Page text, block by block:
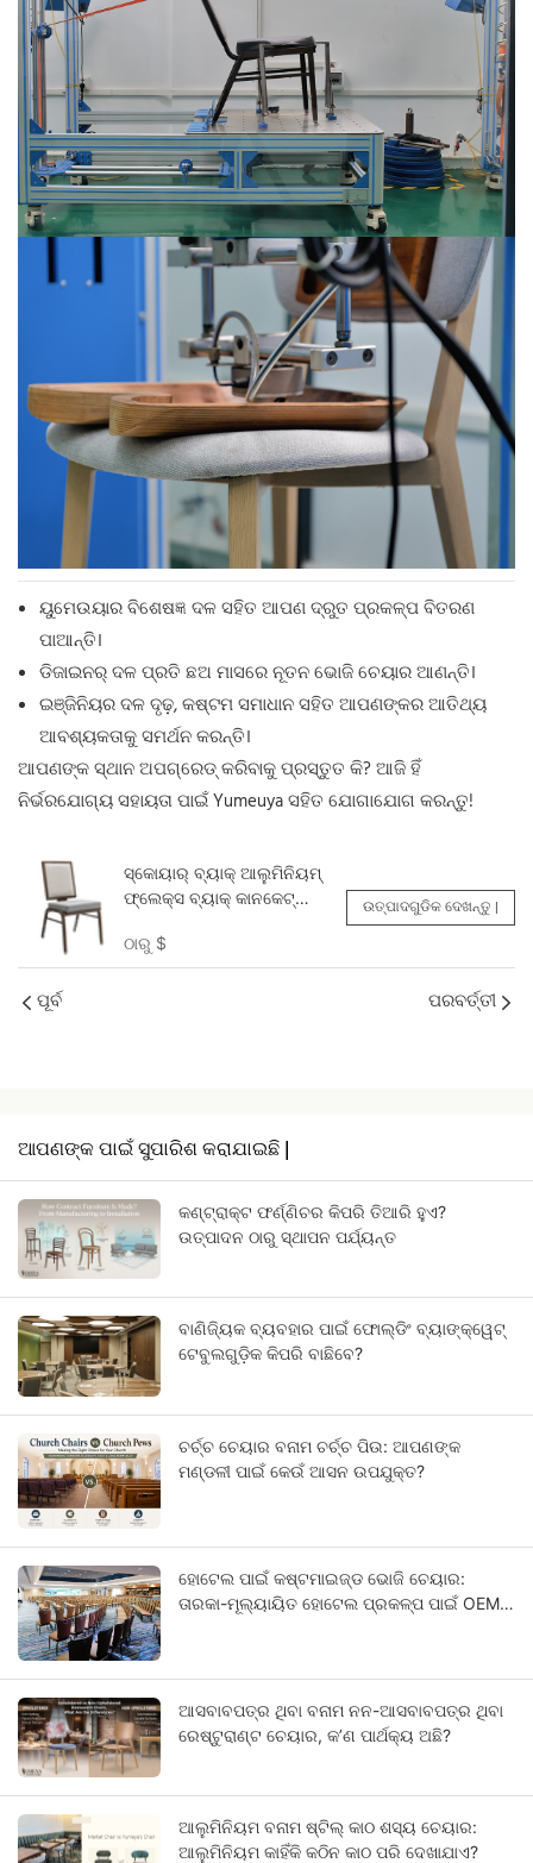
ୟୁମେଉୟାର ବିଶେଷଜ୍ଞ ଦଳ ସହିତ ଆପଣ ଦ୍ରୁତ ପ୍ରକଳ୍ପ ବିତରଣ
ପାଆନ୍ତି।
ଡିଜାଇନର୍ ଦଳ ପ୍ରତି ଛଅ ମାସରେ ନୂତନ ଭୋଜି ଚେୟାର ଆଣନ୍ତି।
ଇଞ୍ଜିନିୟର ଦଳ ଦୃଢ଼, କଷ୍ଟମ ସମାଧାନ ସହିତ ଆପଣଙ୍କର ଆତିଥ୍ୟ
ଆବଶ୍ୟକତାକୁ ସମର୍ଥନ କରନ୍ତି।
ଆପଣଙ୍କ ସ୍ଥାନ ଅପଗ୍ରେଡ୍ କରିବାକୁ ପ୍ରସ୍ତୁତ କି? ଆଜି ହିଁ
ନିର୍ଭରଯୋଗ୍ୟ ସହାୟତା ପାଇଁ Yumeuya ସହିତ ଯୋଗାଯୋଗ କରନ୍ତୁ!
ସ୍କୋୟାର୍ ବ୍ୟାକ୍ ଆଲୁମିନିୟମ୍
ଫ୍ଲେକ୍ସ ବ୍ୟାକ୍ କାନକେଟ୍
|6138 Yumeya
ଠାରୁ $
ଉତ୍ପାଦଗୁଡିକ ଦେଖନ୍ତୁ |
ପୂର୍ବ ପରବର୍ତ୍ତୀ
ଆପଣଙ୍କ ପାଇଁ ସୁପାରିଶ କରାଯାଇଛି |
କଣ୍ଟ୍ରାକ୍ଟ ଫର୍ଣ୍ଣିଚର କିପରି ତିଆରି ହୁଏ?
ଉତ୍ପାଦନ ଠାରୁ ସ୍ଥାପନ ପର୍ଯ୍ୟନ୍ତ
ବାଣିଜ୍ୟିକ ବ୍ୟବହାର ପାଇଁ ଫୋଲ୍ଡିଂ ବ୍ୟାଙ୍କ୍ୱେଟ୍
ଟେବୁଲଗୁଡ଼ିକ କିପରି ବାଛିବେ?
ଚର୍ଚ୍ଚ ଚେୟାର ବନାମ ଚର୍ଚ୍ଚ ପିଉ: ଆପଣଙ୍କ
ମଣ୍ଡଳୀ ପାଇଁ କେଉଁ ଆସନ ଉପଯୁକ୍ତ?
ହୋଟେଲ ପାଇଁ କଷ୍ଟମାଇଜ୍ଡ ଭୋଜି ଚେୟାର:
ତାରକା-ମୂଲ୍ୟାୟିତ ହୋଟେଲ ପ୍ରକଳ୍ପ ପାଇଁ OEM
ଆସବାବପତ୍ର ଥିବା ବନାମ ନନ-ଆସବାବପତ୍ର ଥିବା
ରେଷ୍ଟୁରାଣ୍ଟ ଚେୟାର, କ’ଣ ପାର୍ଥକ୍ୟ ଅଛି?
ଆଲୁମିନିୟମ ବନାମ ଷ୍ଟିଲ୍ କାଠ ଶସ୍ୟ ଚେୟାର:
ଆଲୁମିନିୟମ କାହିଁକି କଠିନ କାଠ ପରି ଦେଖାଯାଏ?